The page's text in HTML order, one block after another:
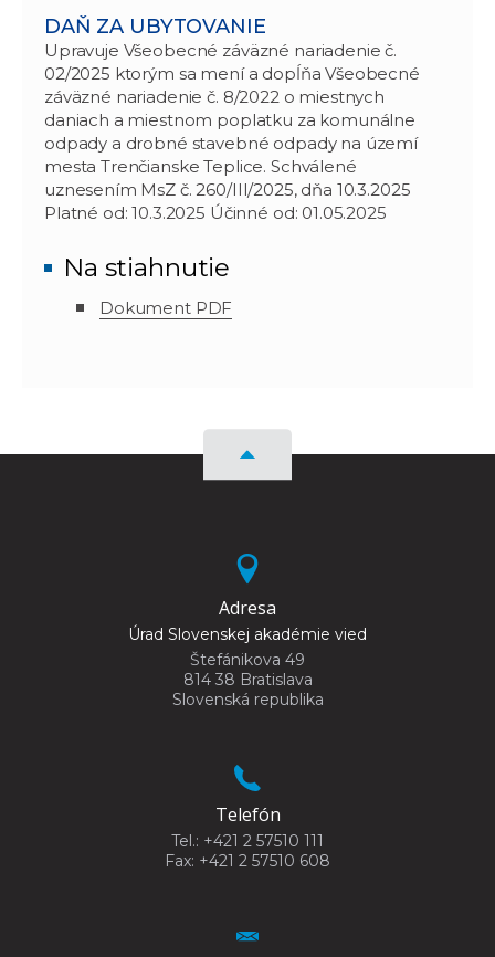
DAŇ ZA UBYTOVANIE
Upravuje Všeobecné záväzné nariadenie č.
02/2025 ktorým sa mení a dopĺňa Všeobecné
záväzné nariadenie č. 8/2022 o miestnych
daniach a miestnom poplatku za komunálne
odpady a drobné stavebné odpady na území
mesta Trenčianske Teplice. Schválené
uznesením MsZ č. 260/III/2025, dňa 10.3.2025
Platné od: 10.3.2025 Účinné od: 01.05.2025
Na stiahnutie
Dokument PDF
Adresa
Úrad Slovenskej akadémie vied
Štefánikova 49
814 38 Bratislava
Slovenská republika
Telefón
Tel.: +421 2 57510 111
Fax: +421 2 57510 608